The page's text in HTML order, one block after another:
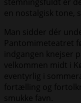
en nostalgisk tone,
Man sidder dér
Pantomimeteatret
indgangen knejser
velkommen midt i
eventyrlig i
fortælling og
smukke favn.